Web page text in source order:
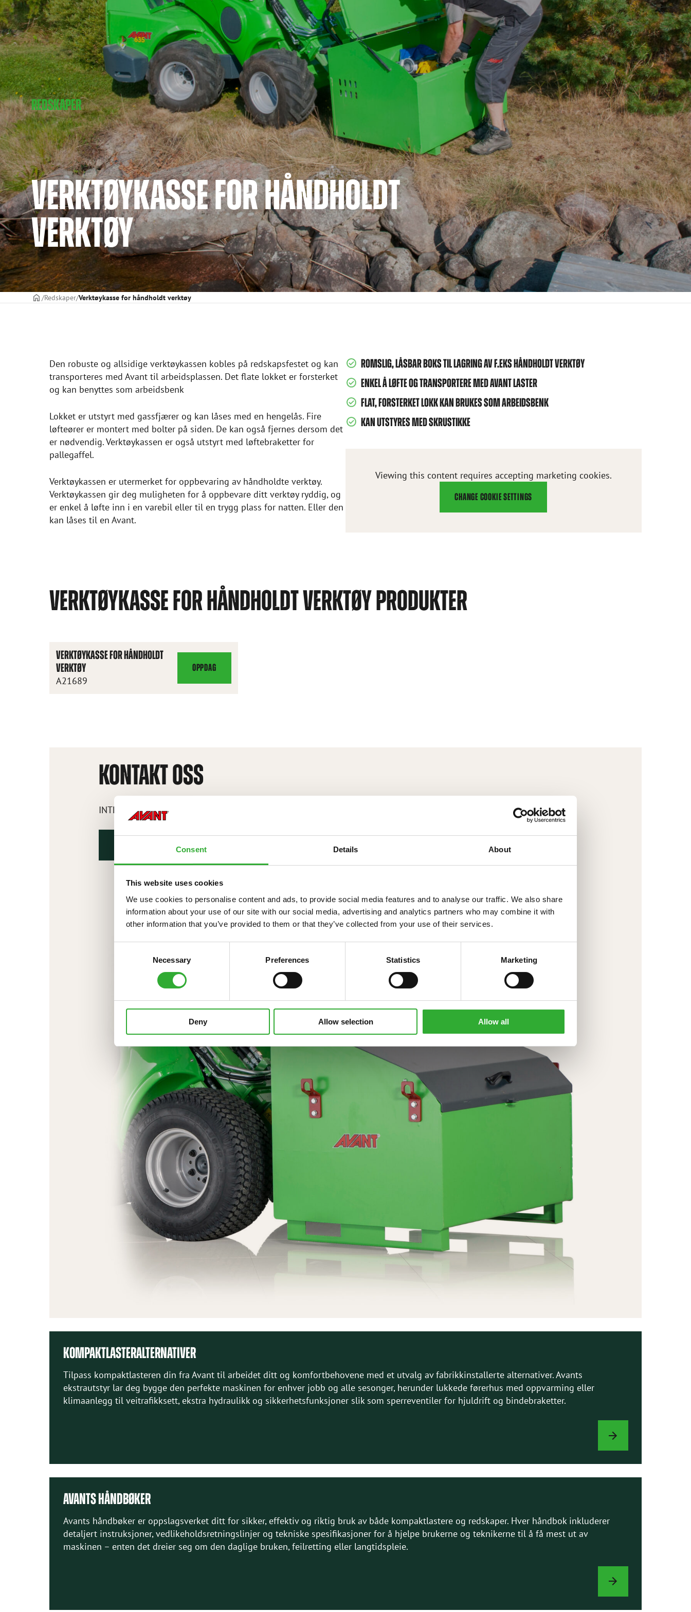
Consent Details About
This website uses cookies
We use cookies to personalise content and ads, to provide social media features and to analyse our traffic. We also share
information about your use of our site with our social media, advertising and analytics partners who may combine it with
other information that you’ve provided to them or that they’ve collected from your use of their services.
Necessary Preferences Statistics Marketing
Deny Allow selection Allow all
REDSKAPER
VERKTØYKASSE FOR HÅNDHOLDT
VERKTØY
FORSIDE
Redskaper Verktøykasse for håndholdt verktøy
Den robuste og allsidige verktøykassen kobles på redskapsfestet og kan
transporteres med Avant til arbeidsplassen. Det flate lokket er forsterket
og kan benyttes som arbeidsbenk
Lokket er utstyrt med gassfjærer og kan låses med en hengelås. Fire
løfteører er montert med bolter på siden. De kan også fjernes dersom det
er nødvendig. Verktøykassen er også utstyrt med løftebraketter for
pallegaffel.
Verktøykassen er utermerket for oppbevaring av håndholdte verktøy.
Verktøykassen gir deg muligheten for å oppbevare ditt verktøy ryddig, og
er enkel å løfte inn i en varebil eller til en trygg plass for natten. Eller den
kan låses til en Avant.
ROMSLIG, LÅSBAR BOKS TIL LAGRING AV F.EKS HÅNDHOLDT VERKTØY
ENKEL Å LØFTE OG TRANSPORTERE MED AVANT LASTER
FLAT, FORSTERKET LOKK KAN BRUKES SOM ARBEIDSBENK
KAN UTSTYRES MED SKRUSTIKKE
Viewing this content requires accepting marketing cookies.
CHANGE COOKIE SETTINGS
VERKTØYKASSE FOR HÅNDHOLDT VERKTØY PRODUKTER
VERKTØYKASSE FOR HÅNDHOLDT
VERKTØY
A21689
OPPDAG
VERKTØYKASSE
FOR
KONTAKT OSS
INTERESSERT I redskaper?
KOMPAKTLASTERALTERNATIVER
Tilpass kompaktlasteren din fra Avant til arbeidet ditt og komfortbehovene med et utvalg av fabrikkinstallerte alternativer. Avants
ekstrautstyr lar deg bygge den perfekte maskinen for enhver jobb og alle sesonger, herunder lukkede førerhus med oppvarming eller
klimaanlegg til veitrafikksett, ekstra hydraulikk og sikkerhetsfunksjoner slik som sperreventiler for hjuldrift og bindebraketter.
AVANTS HÅNDBØKER
Avants håndbøker er oppslagsverket ditt for sikker, effektiv og riktig bruk av både kompaktlastere og redskaper. Hver håndbok inkluderer
detaljert instruksjoner, vedlikeholdsretningslinjer og tekniske spesifikasjoner for å hjelpe brukerne og teknikerne til å få mest ut av
maskinen – enten det dreier seg om den daglige bruken, feilretting eller langtidspleie.
AVANTS